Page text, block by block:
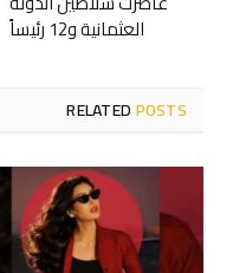
العثمانية و12 رئيساً
RELATEDPOSTS